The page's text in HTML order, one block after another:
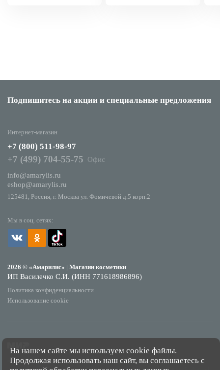
Подпишитесь на акции и специальные предложения
Мы в соц. сетях:
2026 © «Амарилис» | Магазин косметики
ИП Василечко С.И. (ИНН 771618986896)
Политика конфиденциальности
Использование cookie
Интернет-магазин
+7 (800) 511-98-97
+7 (499) 704-55-75
Офис
info@amarylis.ru
eshop@amarylis.ru
125481, Россия, г. Москва ул. Фомичевой д.5 корп.2
*Обращаем Ваше внимание на то, что данный интернет-сайт носит исключительно
На нашем сайте мы используем cookie файлы.
Продолжая использовать наш сайт, вы соглашаетесь с